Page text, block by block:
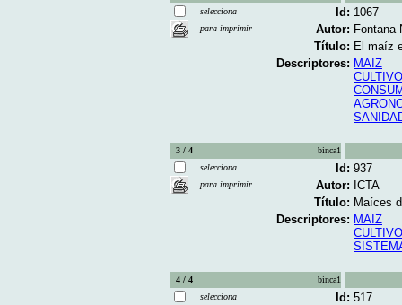
selecciona
para imprimir
Id: 1067
Autor: Fontana
Título: El maíz
Descriptores: MAIZ
3 / 4
binca1
selecciona
para imprimir
Id: 937
Autor: ICTA
Título: Maíces
Descriptores: MAIZ
4 / 4
binca1
selecciona
Id: 517